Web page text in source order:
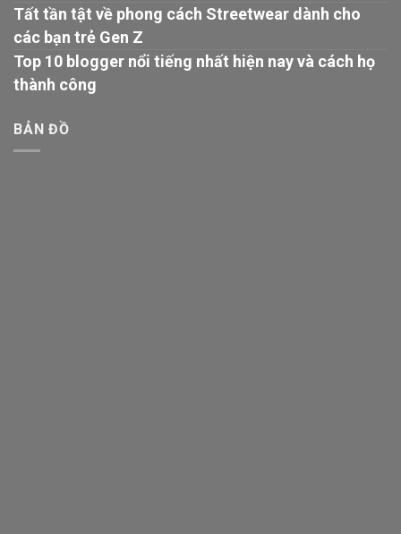
Tất tần tật về phong cách Streetwear dành cho
các bạn trẻ Gen Z
Top 10 blogger nổi tiếng nhất hiện nay và cách họ
thành công
BẢN ĐỒ